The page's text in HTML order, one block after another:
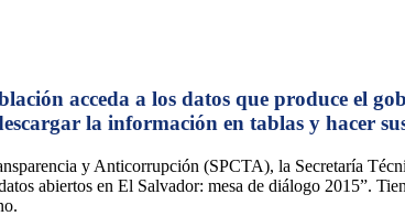
acceda a los datos que produce el
la información en tablas y hacer
y Anticorrupción (SPCTA), la Secretaría
abiertos en El Salvador: mesa de diálogo 2015”.